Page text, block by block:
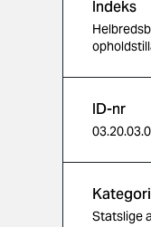
Indeks
ID-nr
Kategori
Statslige